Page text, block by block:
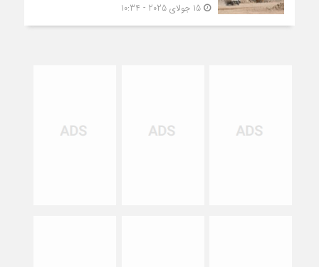
15 جولای 2025 - 10:34